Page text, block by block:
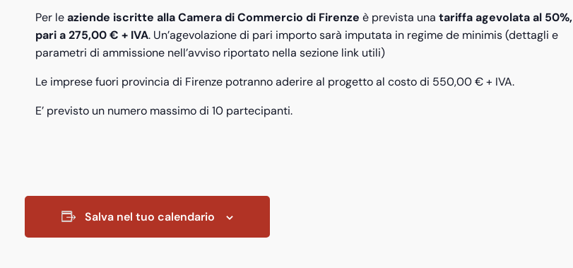
Per leaziende iscritte alla Camera di Commercio di Firenze è prevista una tariffa agevolata al 50%,
pari a275,00 € + IVA. Un’agevolazione di pari importo sarà imputata in regime de minimis (dettagli e
parametri di ammissione nell’avviso riportato nella sezione link utili)
Le imprese fuori provincia di Firenze potranno aderire al progetto al costo di 550,00 € + IVA.
E’ previsto un numero massimo di 10 partecipanti.
Salva nel tuo calendario